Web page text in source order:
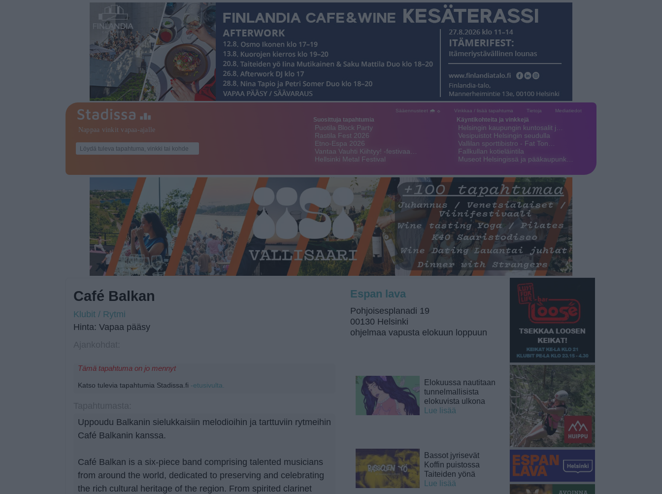
Sääennusteet 🌧 ☼ Vinkkaa / lisää tapahtuma Tietoja Mediatiedot
Suosittuja tapahtumia
Puotila Block Party
Rastila Fest 2026
Etno-Espa 2026
Vantaa Vauhti Kiihtyy! -festivaa…
Hellsinki Metal Festival
Käyntikohteita ja vinkkejä
Helsingin kaupungin kuntosalit j…
Vesipuistot Helsingin seudulla
Vallilan sporttibistro - Fat Ton…
Fallkullan kotieläintila
Museot Helsingissä ja pääkaupunk…
Café Balkan
Klubit / Rytmi
Hinta: Vapaa pääsy
Tämä tapahtuma on jo mennyt
Katso tulevia tapahtumia Stadissa.fi -etusivulta.
Uppoudu Balkanin sielukkaisiin melodioihin ja tarttuviin rytmeihin
Café Balkanin kanssa.
Café Balkan is a six-piece band comprising talented musicians
from around the world, dedicated to preserving and celebrating
the rich cultural heritage of the region. From spirited clarinet
Espan lava
Pohjoisesplanadi 19
00130 Helsinki
ohjelmaa vapusta elokuun loppuun
Elokuussa nautitaan
tunnelmallisista
elokuvista ulkona
Lue lisää
Bassot jyrisevät
Koffin puistossa
Taiteiden yönä
Lue lisää